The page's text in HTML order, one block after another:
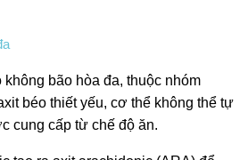
bão hòa đa, thuộc nhóm
béo thiết yếu, cơ thể không thể tự
cung cấp từ chế độ ăn.